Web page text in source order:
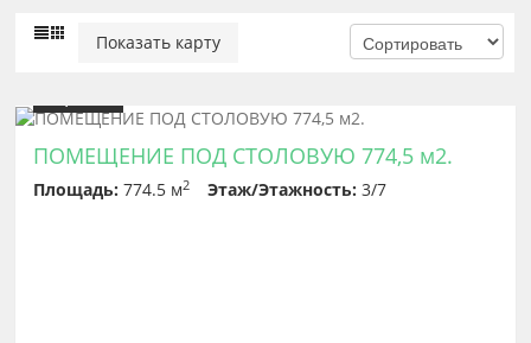
Показать карту
ПОМЕЩЕНИЕ ПОД СТОЛОВУЮ 774,5 м2.
Площадь:774.5 м2 Этаж/Этажность:3/7